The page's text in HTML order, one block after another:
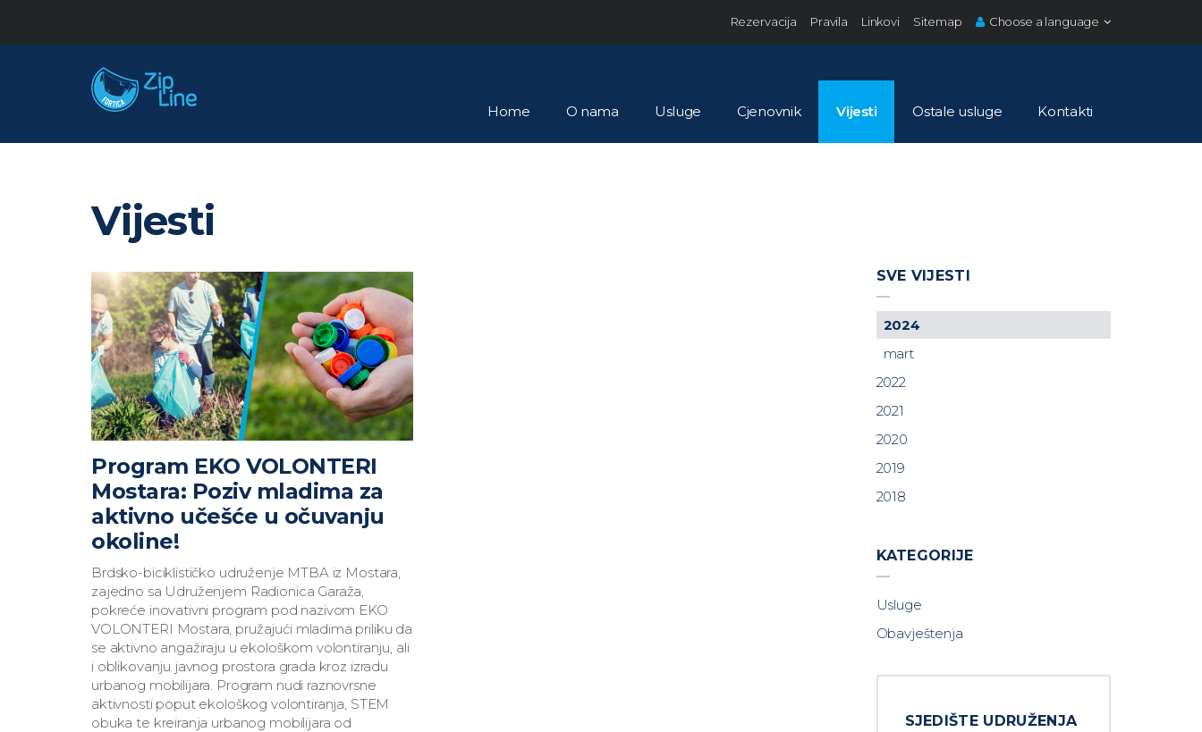
Home O nama Usluge Cjenovnik Vijesti Ostale usluge Kontakti
Rezervacija Pravila Linkovi Sitemap Choose a language
Vijesti
Program EKO VOLONTERI
Mostara: Poziv mladima za
aktivno učešće u očuvanju
okoline!
Brdsko-biciklističko udruženje MTBA iz Mostara,
zajedno sa Udruženjem Radionica Garaža,
pokreće inovativni program pod nazivom EKO
VOLONTERI Mostara, pružajući mladima priliku da
se aktivno angažiraju u ekološkom volontiranju, ali
i oblikovanju javnog prostora grada kroz izradu
urbanog mobilijara. Program nudi raznovrsne
aktivnosti poput ekološkog volontiranja, STEM
obuka te kreiranja urbanog mobilijara od
SVE VIJESTI
2024
mart
2022
2021
2020
2019
2018
KATEGORIJE
Usluge
Obavještenja
SJEDIŠTE UDRUŽENJA